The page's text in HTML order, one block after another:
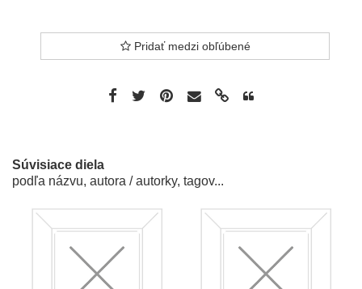
Pridať medzi obľúbené
Súvisiace diela
podľa názvu, autora / autorky, tagov...